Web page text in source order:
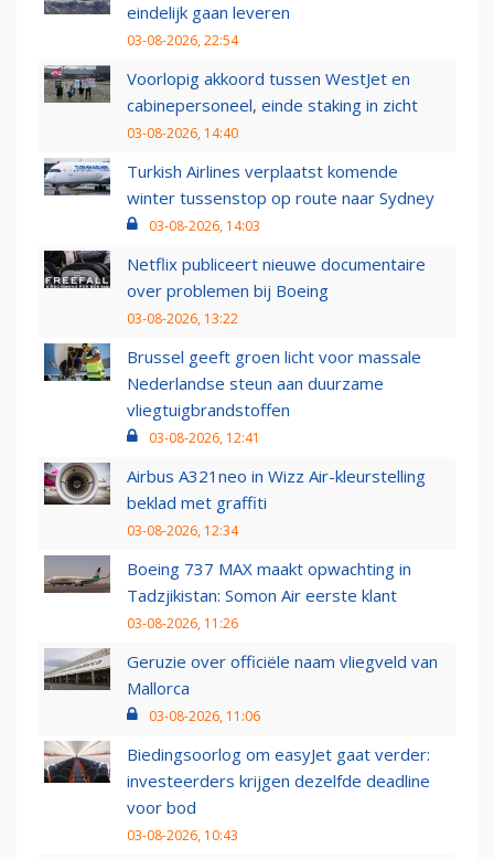
eindelijk gaan leveren
03-08-2026, 22:54
Voorlopig akkoord tussen WestJet en
cabinepersoneel, einde staking in zicht
03-08-2026, 14:40
Turkish Airlines verplaatst komende
winter tussenstop op route naar Sydney
03-08-2026, 14:03
Netflix publiceert nieuwe documentaire
over problemen bij Boeing
03-08-2026, 13:22
Brussel geeft groen licht voor massale
Nederlandse steun aan duurzame
vliegtuigbrandstoffen
03-08-2026, 12:41
Airbus A321neo in Wizz Air-kleurstelling
beklad met graffiti
03-08-2026, 12:34
Boeing 737 MAX maakt opwachting in
Tadzjikistan: Somon Air eerste klant
03-08-2026, 11:26
Geruzie over officiële naam vliegveld van
Mallorca
03-08-2026, 11:06
Biedingsoorlog om easyJet gaat verder:
investeerders krijgen dezelfde deadline
voor bod
03-08-2026, 10:43